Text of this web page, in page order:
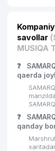
savollar
MUSIQA
❓
qaerda
❓
qanday